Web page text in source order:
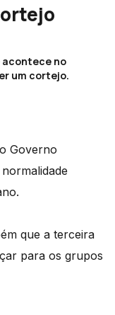
acontece no
um cortejo.
Governo
que a terceira
para os grupos